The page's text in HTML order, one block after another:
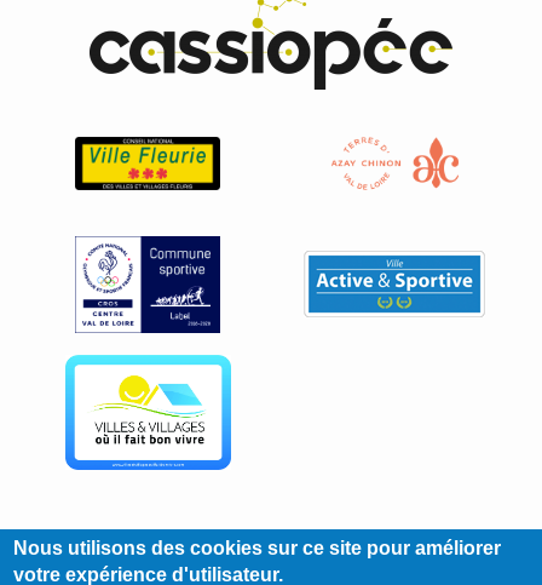
Nous utilisons des cookies sur ce site pour améliorer
votre expérience d'utilisateur.